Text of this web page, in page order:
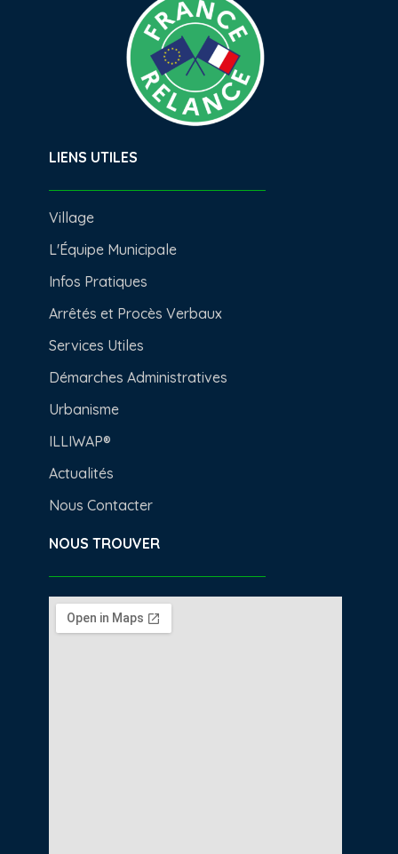
LIENS UTILES
Village
L'Équipe Municipale
Infos Pratiques
Arrêtés et Procès Verbaux
Services Utiles
Démarches Administratives
Urbanisme
ILLIWAP®
Actualités
Nous Contacter
NOUS TROUVER